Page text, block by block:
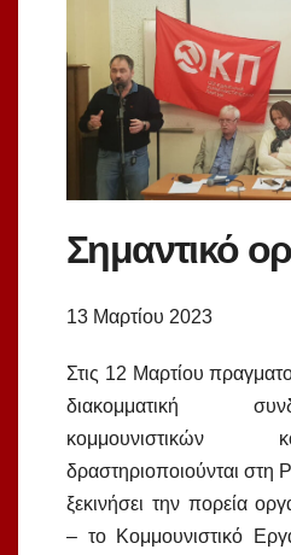
Σημαντικό
13 Μαρτίου 2023
Στις 12 Μαρτίου
διακομματική
δραστηριοποιούνται στη
ξεκινήσει την πορεία
– το Κομμουνιστικό